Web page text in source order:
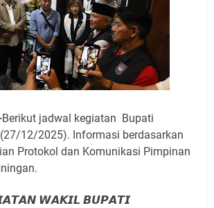
Info Sembako di Pasar Kepuh Kuningan Kamis 6
Agustus 2026, Daging Naik, Telur Turun
Agenda Kegiatan Bupati Kuningan Jumat 7 Agustus
2026 Ada Tiga, Tapi yang Bakal Dihadiri Hanya Satu
Ini Empat Lokasi Samsat Keliling Kuningan Jumat 7
Berikut jadwal kegiatan Bupati
/12/2025). Informasi berdasarkan
Protokol dan Komunikasi Pimpinan
𝙒𝘼𝙆𝙄𝙇 𝘽𝙐𝙋𝘼𝙏𝙄